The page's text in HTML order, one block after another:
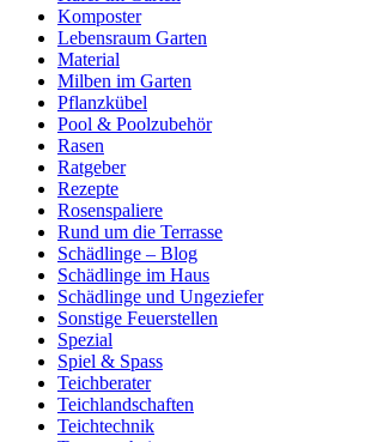
Komposter
Lebensraum Garten
Material
Milben im Garten
Pflanzkübel
Pool & Poolzubehör
Rasen
Ratgeber
Rezepte
Rosenspaliere
Rund um die Terrasse
Schädlinge – Blog
Schädlinge im Haus
Schädlinge und Ungeziefer
Sonstige Feuerstellen
Spezial
Spiel & Spass
Teichberater
Teichlandschaften
Teichtechnik